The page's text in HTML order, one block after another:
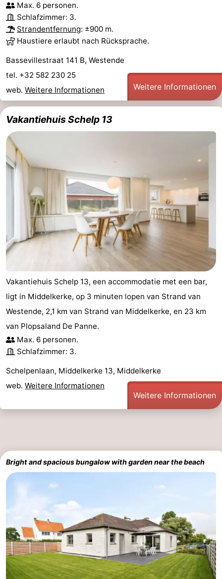
Max. 6 personen.
Schlafzimmer: 3.
Strandentfernung: ±900 m.
Haustiere erlaubt nach Rücksprache.
Bassevillestraat 141 B, Westende
tel. +32 582 230 25
web. Weitere Informationen Weitere Informationen
Vakantiehuis Schelp 13
Vakantiehuis Schelp 13, een accommodatie met een bar,
ligt in Middelkerke, op 3 minuten lopen van Strand van
Westende, 2,1 km van Strand van Middelkerke, en 23 km
van Plopsaland De Panne.
Max. 6 personen.
Schlafzimmer: 3.
Schelpenlaan, Middelkerke 13, Middelkerke
web. Weitere Informationen
Weitere Informationen
Bright and spacious bungalow with garden near the beach